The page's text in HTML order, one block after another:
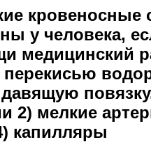
кровеносные
у человека,
медицинский
перекисью
2) мелкие
капилляры